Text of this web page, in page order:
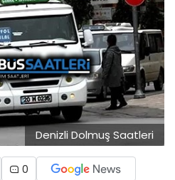
Denizli Dolmuş Saatleri
0